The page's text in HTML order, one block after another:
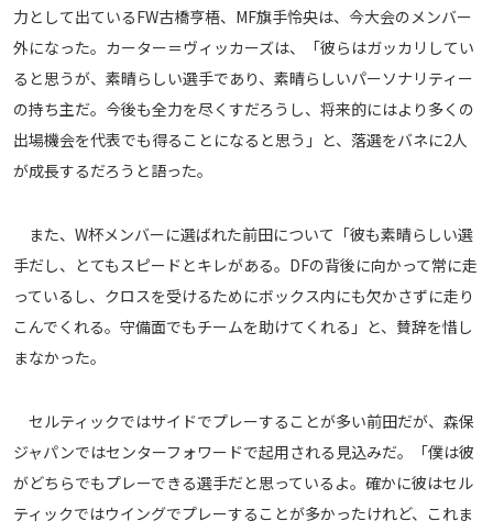
運営会社
ご利用にあたって
お問い合わせ
力として出ているFW古橋亨梧、MF旗手怜央は、今大会のメンバー
外になった。カーター＝ヴィッカーズは、「彼らはガッカリしてい
ると思うが、素晴らしい選手であり、素晴らしいパーソナリティー
の持ち主だ。今後も全力を尽くすだろうし、将来的にはより多くの
出場機会を代表でも得ることになると思う」と、落選をバネに2人
が成長するだろうと語った。
また、W杯メンバーに選ばれた前田について「彼も素晴らしい選
手だし、とてもスピードとキレがある。DFの背後に向かって常に走
っているし、クロスを受けるためにボックス内にも欠かさずに走り
こんでくれる。守備面でもチームを助けてくれる」と、賛辞を惜し
まなかった。
セルティックではサイドでプレーすることが多い前田だが、森保
ジャパンではセンターフォワードで起用される見込みだ。「僕は彼
がどちらでもプレーできる選手だと思っているよ。確かに彼はセル
ティックではウイングでプレーすることが多かったけれど、これま